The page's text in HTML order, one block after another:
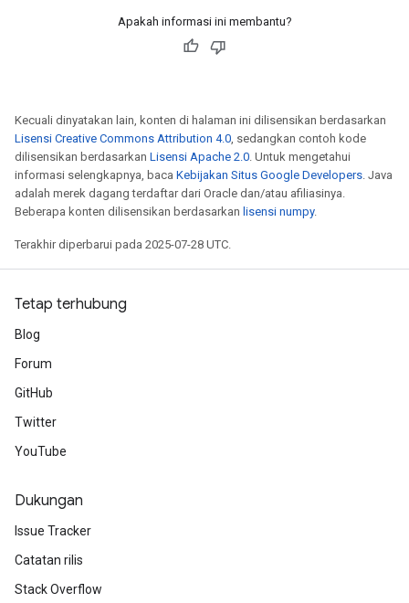
Apakah informasi ini membantu?
Kecuali dinyatakan lain, konten di halaman ini dilisensikan berdasarkan
Lisensi Creative Commons Attribution 4.0, sedangkan contoh kode
dilisensikan berdasarkan Lisensi Apache 2.0. Untuk mengetahui
informasi selengkapnya, baca Kebijakan Situs Google Developers. Java
adalah merek dagang terdaftar dari Oracle dan/atau afiliasinya.
Beberapa konten dilisensikan berdasarkan lisensi numpy.
Terakhir diperbarui pada 2025-07-28 UTC.
Tetap terhubung
Blog
Forum
GitHub
Twitter
YouTube
Dukungan
Issue Tracker
Catatan rilis
Stack Overflow